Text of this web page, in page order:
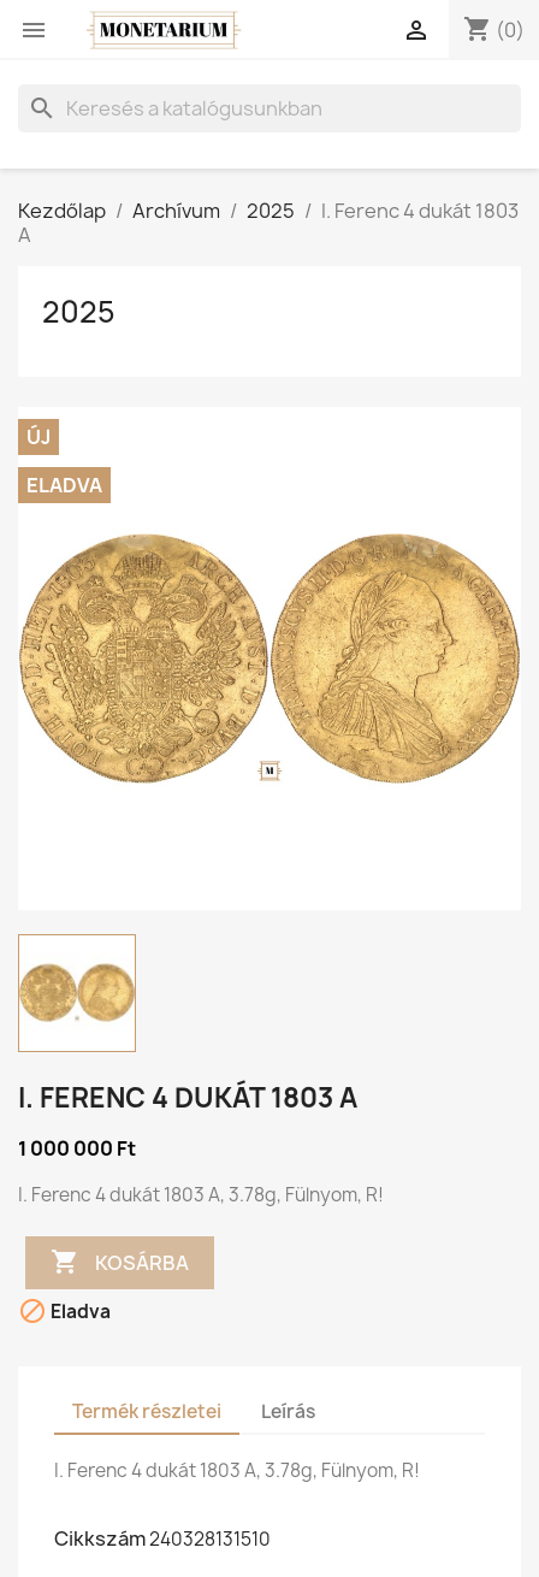
 shopping_cart (0)

search
Kezdőlap Archívum 2025
I. Ferenc 4 dukát 1803
A
2025
ÚJ
ELADVA
I. FERENC 4 DUKÁT 1803 A
1 000 000 Ft
I. Ferenc 4 dukát 1803 A, 3.78g, Fülnyom, R!
 KOSÁRBA
 Eladva
Termék részletei Leírás
I. Ferenc 4 dukát 1803 A, 3.78g, Fülnyom, R!
Cikkszám240328131510